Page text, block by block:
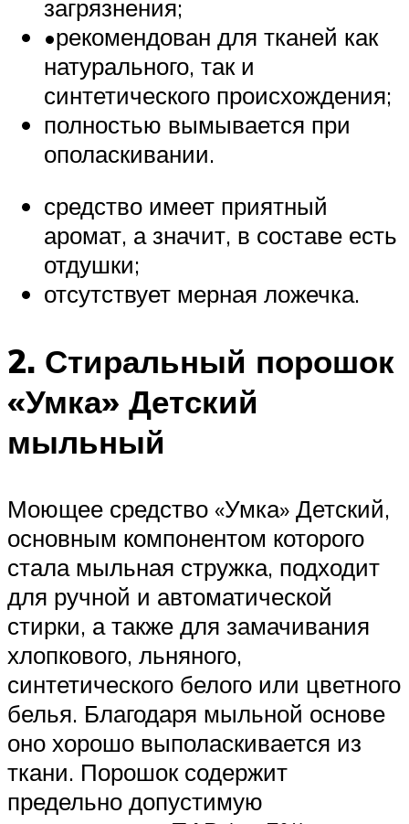
загрязнения;
•рекомендован для тканей как
натурального, так и
синтетического происхождения;
полностью вымывается при
ополаскивании.
средство имеет приятный
аромат, а значит, в составе есть
отдушки;
отсутствует мерная ложечка.
2. Стиральный порошок
«Умка» Детский
мыльный
Моющее средство «Умка» Детский,
основным компонентом которого
стала мыльная стружка, подходит
для ручной и автоматической
стирки, а также для замачивания
хлопкового, льняного,
синтетического белого или цветного
белья. Благодаря мыльной основе
оно хорошо выполаскивается из
ткани. Порошок содержит
предельно допустимую